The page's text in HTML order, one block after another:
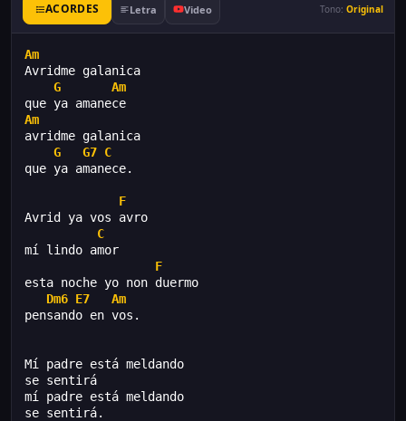
ACORDES Letra Video Tono: Original
Am
Avridme galanica
G
Am
que ya amanece
Am
avridme galanica
G
G7 C
que ya amanece.
F
Avrid ya vos avro
C
mí lindo amor
F
esta noche yo non duermo
Dm6 E7
Am
pensando en vos.
Mí padre está meldando
se sentirá
mí padre está meldando
se sentirá.